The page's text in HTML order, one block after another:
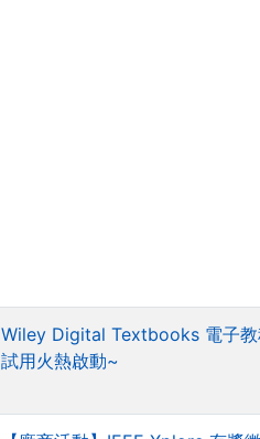
Wiley Digital Textbooks 電子教
試用火熱啟動~